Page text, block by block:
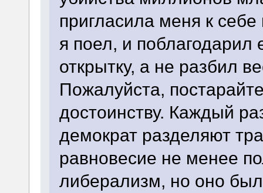
пригласила меня к
я поел, и
открытку, а не разбил
Пожалуйста,
достоинству. Каждый
демократ разделяют
равновесие не менее
либерализм, но оно